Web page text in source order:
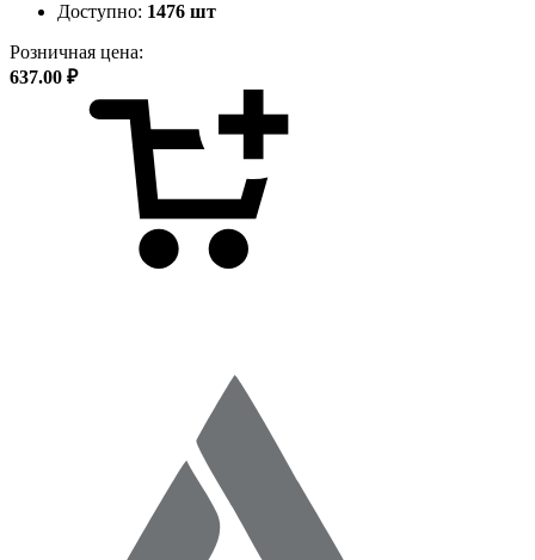
Доступно: 1476 шт
Розничная цена:
637.00 ₽